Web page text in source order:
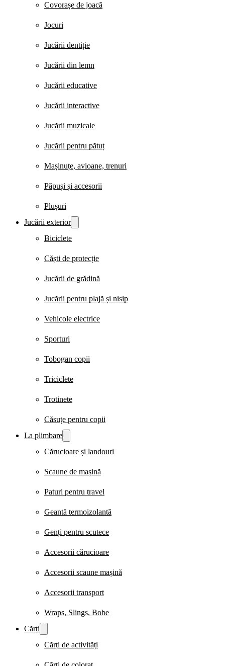
Covorașe de joacă
Jocuri
Jucării dentiție
Jucării din lemn
Jucării educative
Jucării interactive
Jucării muzicale
Jucării pentru pătuț
Mașinuțe, avioane, trenuri
Păpuși și accesorii
Plușuri
Jucării exterior
Biciclete
Căști de protecție
Jucării de grădină
Jucării pentru plajă și nisip
Vehicole electrice
Sporturi
Tobogan copii
Triciclete
Trotinete
Căsuțe pentru copii
La plimbare
Cărucioare și landouri
Scaune de mașină
Paturi pentru travel
Geantă termoizolantă
Genți pentru scutece
Accesorii cărucioare
Accesorii scaune mașină
Accesorii transport
Wraps, Slings, Bobe
Cărți
Cărți de activități